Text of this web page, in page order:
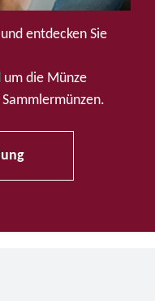
entdecken Sie
die Münze